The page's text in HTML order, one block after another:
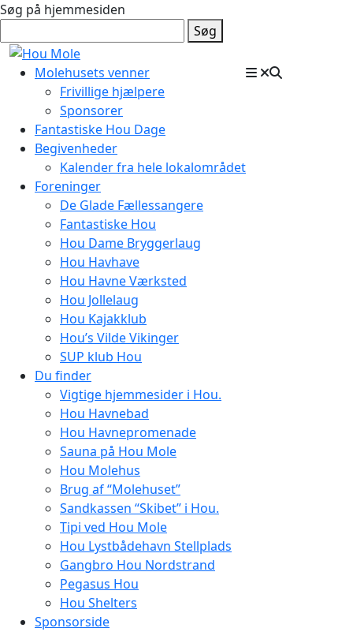
Søg på hjemmesiden
Søg
Molehusets venner
Frivillige hjælpere
Sponsorer
Fantastiske Hou Dage
Begivenheder
Kalender fra hele lokalområdet
Foreninger
De Glade Fællessangere
Fantastiske Hou
Hou Dame Bryggerlaug
Hou Havhave
Hou Havne Værksted
Hou Jollelaug
Hou Kajakklub
Hou’s Vilde Vikinger
SUP klub Hou
Du finder
Vigtige hjemmesider i Hou.
Hou Havnebad
Hou Havnepromenade
Sauna på Hou Mole
Hou Molehus
Brug af “Molehuset”
Sandkassen “Skibet” i Hou.
Tipi ved Hou Mole
Hou Lystbådehavn Stellplads
Gangbro Hou Nordstrand
Pegasus Hou
Hou Shelters
Sponsorside